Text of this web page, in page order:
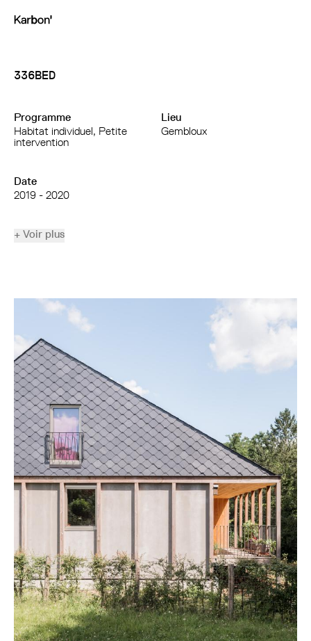
336BED
Programme
Habitat individuel, Petite
intervention
Lieu
Gembloux
Date
2019 - 2020
+ Voir plus